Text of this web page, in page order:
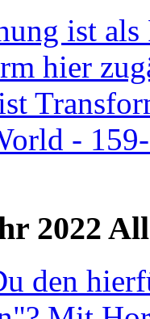
ist
hier
-
2022
den